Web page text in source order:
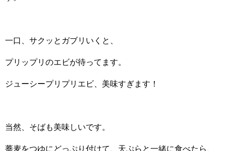
一口、サクッとガブリいくと、
プリップリのエビが待ってます。
ジューシープリプリエビ、美味すぎます！
当然、そばも美味しいです。
蕎麦をつゆにどっぷり付けて、天ぷらと一緒に食べたら、